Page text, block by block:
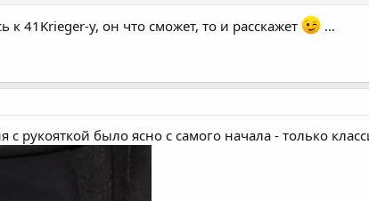
41Krieger-у, он что сможет, то и расскажет ...
рукояткой было ясно с самого начала - только